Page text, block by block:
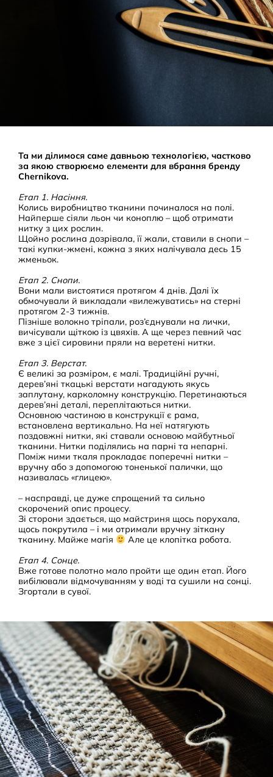
Та ми ділимося саме давньою технологією, частково
за якою створюємо елементи для вбрання бренду
Chernikova.
Етап 1. Насіння.
Колись виробництво тканини починалося на полі.
Найперше сіяли льон чи коноплю – щоб отримати
нитку з цих рослин.
Щойно рослина дозрівала, її жали, ставили в снопи –
такі купки-жмені, кожна з яких налічувала десь 15
жменьок.
Етап 2. Снопи.
Вони мали вистоятися протягом 4 днів. Далі їх
обмочували й викладали «вилежуватись» на стерні
протягом 2-3 тижнів.
Пізніше волокно тріпали, роз’єднували на лички,
вичісували щіткою із цвяхів. А ще через певний час
вже з цієї сировини пряли на веретені нитки.
Етап 3. Верстат.
Є великі за розміром, є малі. Традиційні ручні,
дерев’яні ткацькі верстати нагадують якусь
заплутану, карколомну конструкцію. Перетинаються
дерев’яні деталі, переплітаються нитки.
Основною частиною в конструкції є рама,
встановлена вертикально. На неї натягують
поздовжні нитки, які ставали основою майбутньої
тканини. Нитки поділялись на парні та непарні.
Поміж ними ткаля прокладає поперечні нитки –
вручну або з допомогою тоненької палички, що
називалась «глицею».
– насправді, це дуже спрощений та сильно
скорочений опис процесу.
Зі сторони здається, що майстриня щось порухала,
щось покрутила – і ми отримали вручну зіткану
тканину. Майже магія
Але це клопітка робота.
Етап 4. Сонце.
Вже готове полотно мало пройти ще один етап. Його
вибілювали відмочуванням у воді та сушили на сонці.
Згортали в сувої.